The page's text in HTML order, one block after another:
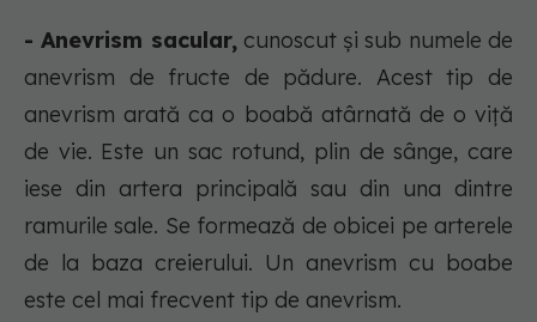
- Anevrism sacular,cunoscut și sub numele de
anevrism de fructe de pădure. Acest tip de
anevrism arată ca o boabă atârnată de o viță
de vie. Este un sac rotund, plin de sânge, care
iese din artera principală sau din una dintre
ramurile sale. Se formează de obicei pe arterele
de la baza creierului. Un anevrism cu boabe
este cel mai frecvent tip de anevrism.